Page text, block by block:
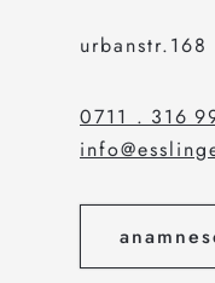
0711 . 316